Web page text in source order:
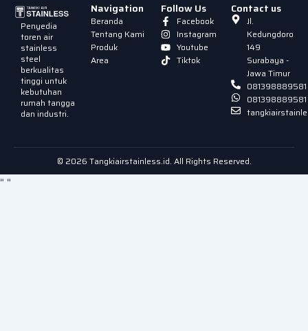
Penyedia
toren air
stainless
steel
berkualitas
tinggi untuk
kebutuhan
rumah tangga
dan industri.
Navigation
Beranda
Tentang Kami
Produk
Area
Follow Us
Facebook
Instagram
Youtube
Tiktok
Contact us
Jl.
Kedungdoro
149
Surabaya -
Jawa Timur
081398889581
081398889581
© 2026 Tangkiairstainless.id. All Rights Reserved.
" "